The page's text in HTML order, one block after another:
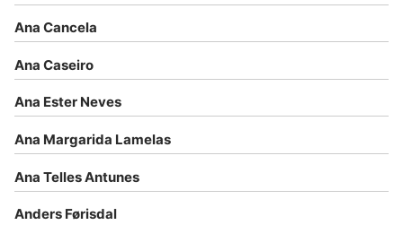
Ana Cancela
Ana Caseiro
Ana Ester Neves
Ana Margarida Lamelas
Ana Telles Antunes
Anders Førisdal